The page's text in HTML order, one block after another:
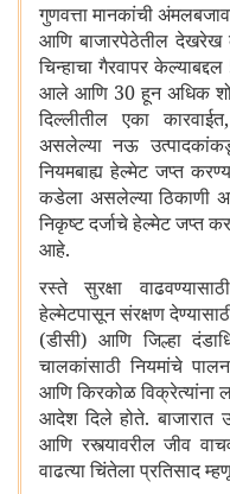
गुणवत्ता मानकांची
आणि बाजारपेठेतील देखरेख
चिन्हाचा गैरवापर केल्याबद्दल
आले आणि 30हून अधिक
दिल्लीतील एका कारवाईत
असलेल्या नऊ
नियमबाह्य हेल्मेट जप्त
कडेला असलेल्या ठिकाणी
निकृष्ट दर्जाचे हेल्मेट जप्त
आहे.
रस्ते सुरक्षा
हेल्मेटपासून संरक्षण
(डीसी) आणि जिल्हा
चालकांसाठी नियमांचे
आणि किरकोळ विक्रेत्यांना
आदेश दिले होते. बाजारात
आणि रस्त्यावरील जीव
वाढत्या चिंतेला प्रतिसाद